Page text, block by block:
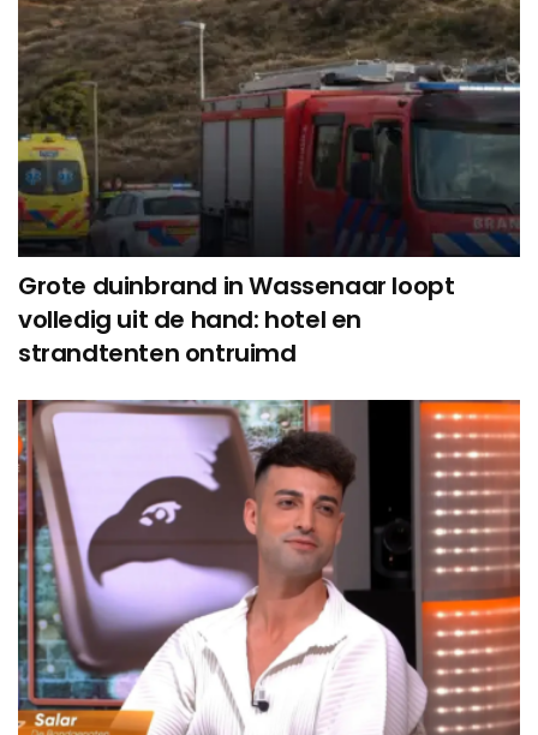
Grote duinbrand in Wassenaar loopt
volledig uit de hand: hotel en
strandtenten ontruimd